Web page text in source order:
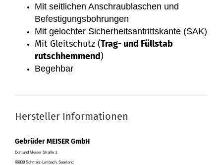
Mit seitlichen Anschraublaschen und
Befestigungsbohrungen
Mit gelochter Sicherheitsantrittskante (SAK)
Mit Gleitschutz (Trag- und Füllstab
rutschhemmend)
Begehbar
Hersteller Informationen
Gebrüder MEISER GmbH
Edmund Meiser Straße 1
66839 Schmelz-Limbach, Saarland